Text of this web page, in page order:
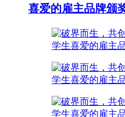
喜爱的雇主品牌颁